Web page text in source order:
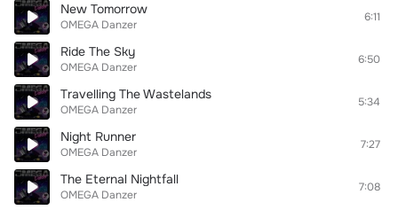
New Tomorrow
OMEGA Danzer
6:11
Ride The Sky
OMEGA Danzer
6:50
Travelling The Wastelands
OMEGA Danzer
5:34
Night Runner
OMEGA Danzer
7:27
The Eternal Nightfall
OMEGA Danzer
7:08